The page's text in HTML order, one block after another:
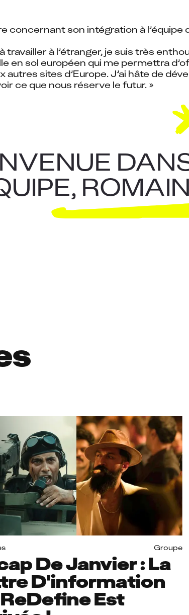
concernant son intégration à l’équipe
travailler à l’étranger, je suis très
en sol européen qui me permettra
sites d’Europe. J’ai hâte de
ce que nous réserve le futur. »
Groupe
De Janvier : La
D'information
Est